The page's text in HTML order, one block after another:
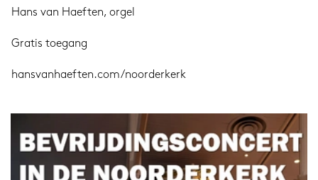
Hans van Haeften, orgel
Gratis toegang
hansvanhaeften.com/noorderkerk